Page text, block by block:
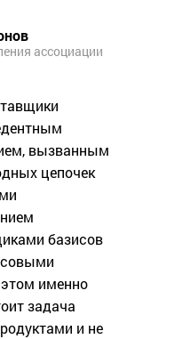
ассоциации
вызванным
цепочек
базисов
именно
задача
и не